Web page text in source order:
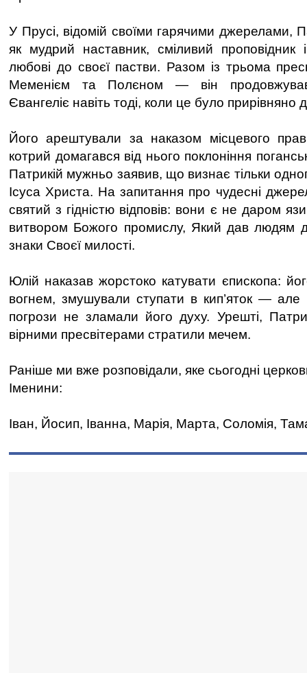
У Прусі, відомій своїми гарячими джерелами,
як мудрий наставник, сміливий проповідник
любові до своєї пастви. Разом із трьома
Меменієм та Полєном — він продовжував
Євангеліє навіть тоді, коли це було прирівняно
Його арештували за наказом місцевого
котрий домагався від нього поклоніння
Патрикій мужньо заявив, що визнає тільки
Ісуса Христа. На запитання про чудесні
святий з гідністю відповів: вони є не даром
витвором Божого промислу, Який дав людям
знаки Своєї милості.
Юлій наказав жорстоко катувати єпископа:
вогнем, змушували ступати в кип’яток — але
погрози не зламали його духу. Урешті,
вірними пресвітерами стратили мечем.
Раніше ми вже розповідали, яке сьогодні
Іменини:
Іван, Йосип, Іванна, Марія, Марта, Соломія,